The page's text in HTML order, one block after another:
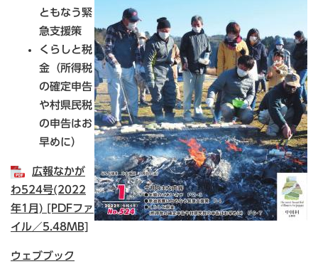
ともなう緊
急支援策
くらしと税
金（所得税
の確定申告
や村県民税
の申告はお
早めに）
広報なかが
わ524号(2022
年1月) [PDFファ
イル／5.48MB]
ウェブブック